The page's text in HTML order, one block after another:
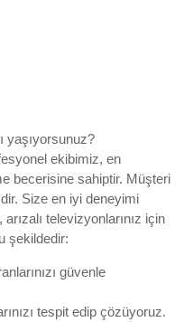
yaşıyorsunuz?
ekibimiz, en
becerisine sahiptir. Müşteri
Size en iyi deneyimi
televizyonlarınız için
şekildedir:
güvenle
tespit edip çözüyoruz.